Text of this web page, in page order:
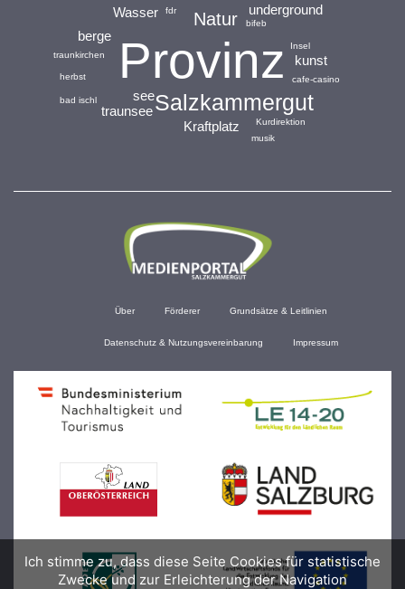
Provinz
Salzkammergut
Natur
Wasser
Kraftplatz
see
traunsee
berge
underground
kunst
traunkirchen
cafe-casino
Kurdirektion
bifeb
fdr
Insel
herbst
bad ischl
musik
Über Förderer Grundsätze & Leitlinien
Datenschutz & Nutzungsvereinbarung Impressum
Ich stimme zu, dass diese Seite Cookies für statistische
Zwecke und zur Erleichterung der Navigation